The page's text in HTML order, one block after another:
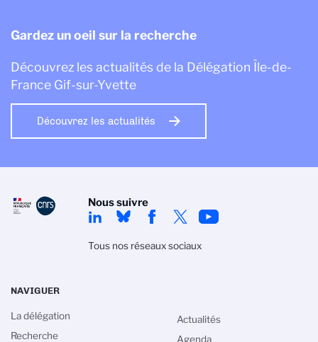
Gardez un oeil sur la recherche
Découvrez les actualités de la Délégation Île-de-
France Gif-sur-Yvette
Découvrez les actualités
Nous suivre
Tous nos réseaux sociaux
NAVIGUER
La délégation
Recherche
Actualités
Agenda